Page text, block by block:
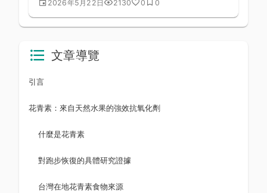
的說法過於簡化。本文以運動生理學公式解析各泳
2026年5月22日 2130 0 0
文章導覽
引言
花青素：來自天然水果的強效抗氧化劑
什麼是花青素
對跑步恢復的具體研究證據
台灣在地花青素食物來源